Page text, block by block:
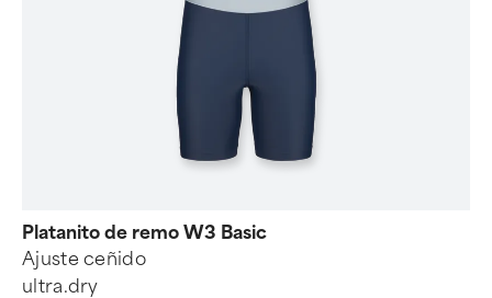
Platanito de remo W3 Basic
Ajuste ceñido
ultra.dry